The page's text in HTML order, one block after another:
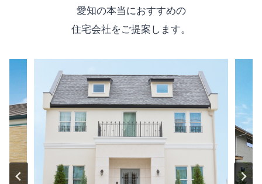
愛知の本当におすすめの
住宅会社をご提案します。